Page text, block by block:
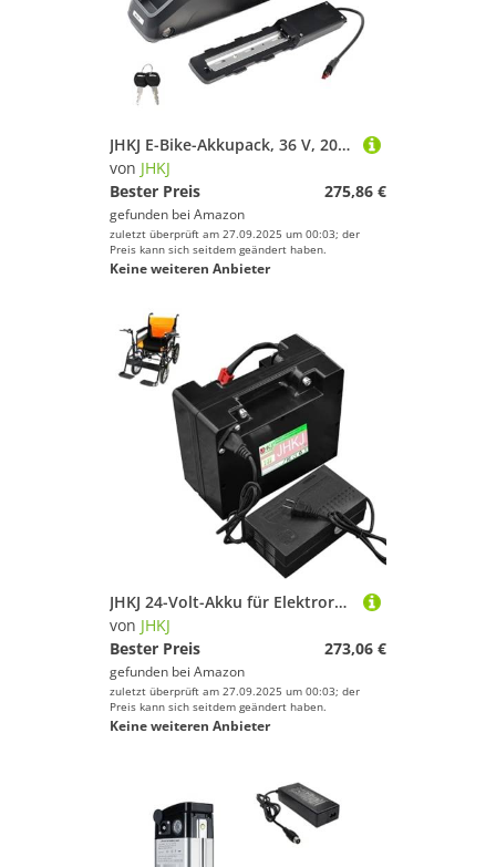
JHKJ E-Bike-Akkupack, 36 V, 20 Ah, Unterrohrakku, 48 V, 15 Ah, Li-Ionen-Akkus mit Ladegerät und Schalter für 720 W-1000 W Motorumbausätze,Anderson 48v15ah
von JHKJ
Bester Preis
275,86 €
gefunden bei Amazon
zuletzt überprüft am 27.09.2025 um 00:03; der
Preis kann sich seitdem geändert haben.
Keine weiteren Anbieter
JHKJ 24-Volt-Akku für Elektrorollstühle, 24 V, 10 Ah, 12 Ah, 15 Ah, 18 Ah, 20 Ah, 25 Ah, 30 Ah, 35 Ah, 40 Ah, 45 Ah, 50 Ah, Lithium-Ionen-Akku mit Ladegerät und Anderson-Stecker,24v,30Ah
von JHKJ
Bester Preis
273,06 €
gefunden bei Amazon
zuletzt überprüft am 27.09.2025 um 00:03; der
Preis kann sich seitdem geändert haben.
Keine weiteren Anbieter